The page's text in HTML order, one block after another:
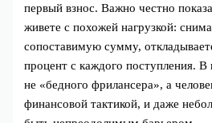
первый взнос. Важно честно
живете с похожей нагрузкой:
сопоставимую сумму,
процент с каждого поступления. В
не «бедного фрилансера», а
финансовой тактикой, и даже